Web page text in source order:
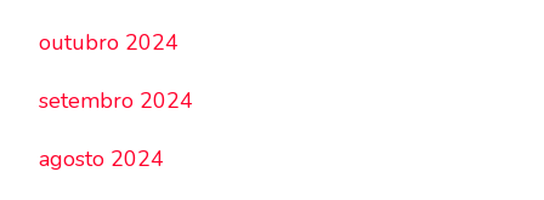
outubro 2024
setembro 2024
agosto 2024